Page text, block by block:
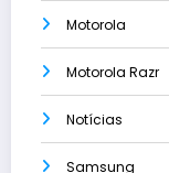
Motorola
Motorola Razr
Notícias
Samsung